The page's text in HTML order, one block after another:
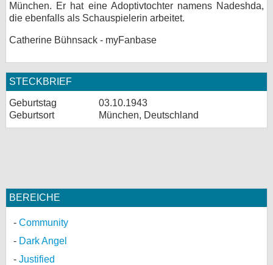
München. Er hat eine Adoptivtochter namens Nadeshda,
die ebenfalls als Schauspielerin arbeitet.
Catherine Bühnsack - myFanbase
STECKBRIEF
Geburtstag
03.10.1943
Geburtsort
München, Deutschland
BEREICHE
Community
Dark Angel
Justified